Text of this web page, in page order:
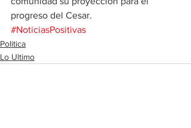
progreso del Cesar.
#NoticiasPositivas
Politica
Lo Ultimo